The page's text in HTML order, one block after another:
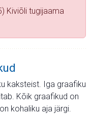
Kiviõli tugijaama
kaksteist. Iga graafiku
Kõik graafikud on
kohaliku aja järgi.